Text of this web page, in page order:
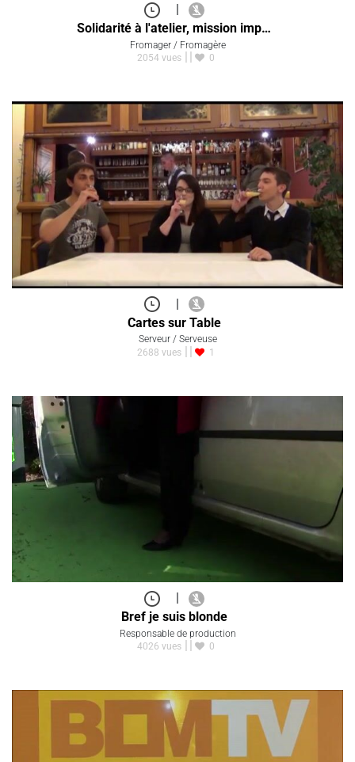
|
Solidarité à l'atelier, mission imp…
Fromager / Fromagère
2054 vues
0
|
Cartes sur Table
Serveur / Serveuse
2688 vues
1
|
Bref je suis blonde
Responsable de production
4026 vues
0